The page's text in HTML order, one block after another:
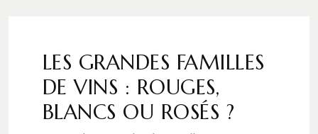
LES GRANDES FAMILLES
DE VINS : ROUGES,
BLANCS OU ROSÉS ?